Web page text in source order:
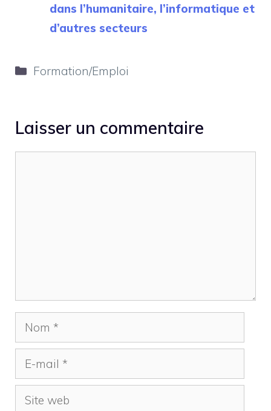
dans l’humanitaire, l’informatique et
d’autres secteurs
Catégories
Formation/Emploi
Laisser un commentaire
Nom
mail
Site